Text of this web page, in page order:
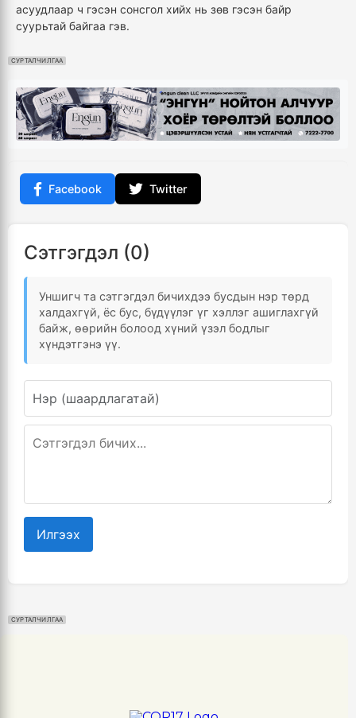
асуудлаар ч гэсэн сонсгол хийх нь зөв гэсэн байр
суурьтай байгаа гэв.
СУРТАЛЧИЛГАА
Facebook Twitter
Сэтгэгдэл (0)
Уншигч та сэтгэгдэл бичихдээ бусдын нэр төрд
халдахгүй, ёс бус, бүдүүлэг үг хэллэг ашиглахгүй
байж, өөрийн болоод хүний үзэл бодлыг
хүндэтгэнэ үү.
Илгээх
СУРТАЛЧИЛГАА